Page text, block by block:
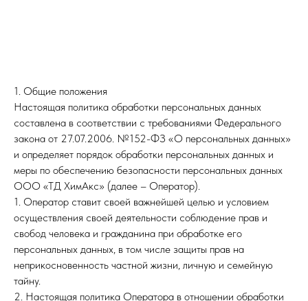
1. Общие положения
Настоящая политика обработки персональных данных
составлена в соответствии с требованиями Федерального
закона от 27.07.2006. №152-ФЗ «О персональных данных»
и определяет порядок обработки персональных данных и
меры по обеспечению безопасности персональных данных
ООО «ТД ХимАкс» (далее – Оператор).
1. Оператор ставит своей важнейшей целью и условием
осуществления своей деятельности соблюдение прав и
свобод человека и гражданина при обработке его
персональных данных, в том числе защиты прав на
неприкосновенность частной жизни, личную и семейную
тайну.
2. Настоящая политика Оператора в отношении обработки